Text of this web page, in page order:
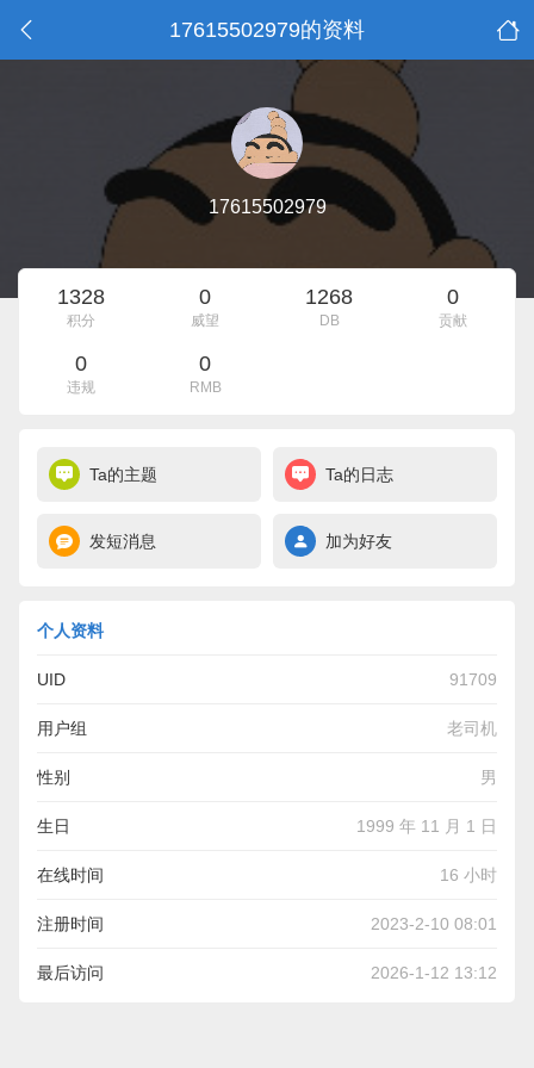
17615502979的资料
17615502979
1328
积分
0
威望
1268
DB
0
贡献
0
违规
0
RMB
Ta的主题 Ta的日志
发短消息 加为好友
个人资料
UID 91709
用户组 老司机
性别 男
生日 1999 年 11 月 1 日
在线时间 16 小时
注册时间 2023-2-10 08:01
最后访问 2026-1-12 13:12